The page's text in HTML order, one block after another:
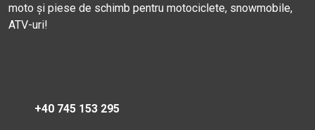
moto și piese de schimb pentru motociclete, snowmobile,
ATV-uri!
+40 745 153 295